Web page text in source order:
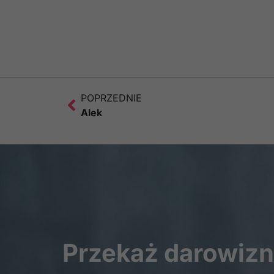
POPRZEDNIE
Alek
Przekaż